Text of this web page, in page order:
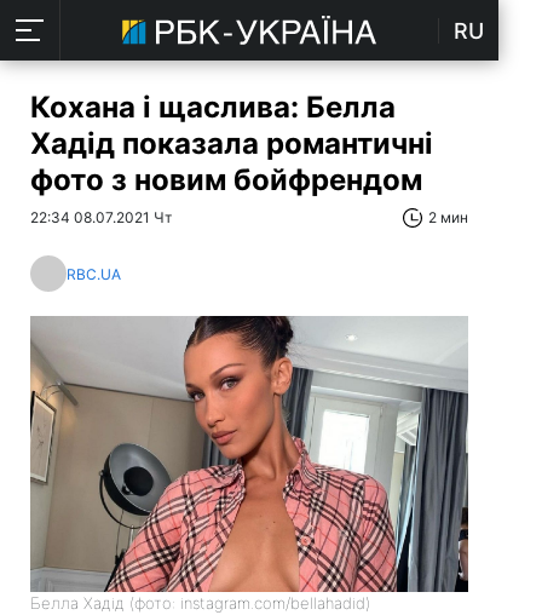
RU
Кохана і щаслива: Белла
Хадід показала романтичні
фото з новим бойфрендом
22:34 08.07.2021 Чт 2 мин
RBC.UA
Белла Хадід (фото: instagram.com/bellahadid)